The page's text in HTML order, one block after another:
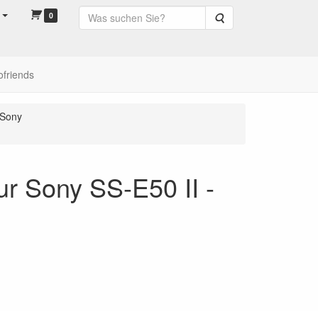
0 Suche
Sony
Sony SS-E50 II -